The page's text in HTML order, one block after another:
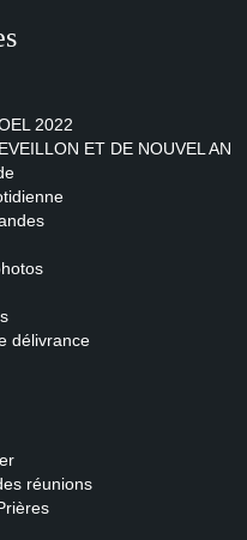
2022
ET DE NOUVEL AN
délivrance
réunions